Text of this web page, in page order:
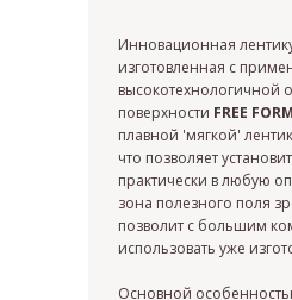
Инновационная
изготовленная с
высокотехнологичной
поверхности FREE FORM
плавной 'мягкой'
что позволяет
практически в любую
зона полезного поля
позволит с большим
использовать уже
Основной
Закажите